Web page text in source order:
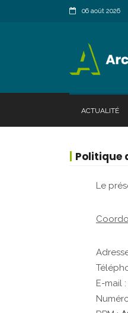
06 août 2026
ACTUALITÉ
Politique
Le
E-mail :